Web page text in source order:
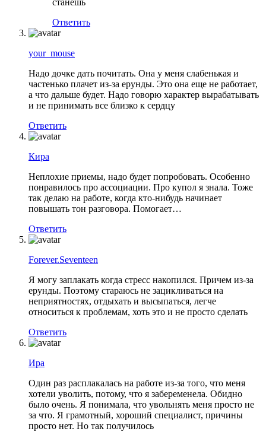
станешь
Ответить
your_mouse
Надо дочке дать почитать. Она у меня слабенькая и
частенько плачет из-за ерунды. Это она еще не работает,
а что дальше будет. Надо говорю характер вырабатывать
и не принимать все близко к сердцу
Ответить
Кира
Неплохие приемы, надо будет попробовать. Особенно
понравилось про ассоциации. Про купол я знала. Тоже
так делаю на работе, когда кто-нибудь начинает
повышать тон разговора. Помогает…
Ответить
Forever.Seventeen
Я могу заплакать когда стресс накопился. Причем из-за
ерунды. Поэтому стараюсь не зацикливаться на
неприятностях, отдыхать и высыпаться, легче
относиться к проблемам, хоть это и не просто сделать
Ответить
Ира
Один раз расплакалась на работе из-за того, что меня
хотели уволить, потому, что я забеременела. Обидно
было очень. Я понимала, что увольнять меня просто не
за что. Я грамотный, хороший специалист, причины
просто нет. Но так получилось